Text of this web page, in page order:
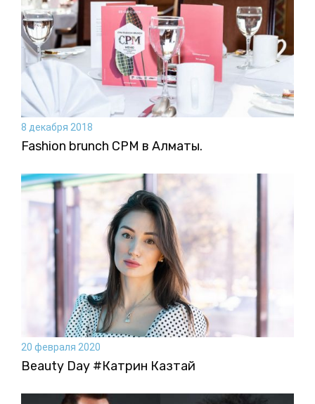
8 декабря 2018
Fashion brunch CPM в Алматы.
20 февраля 2020
Beauty Day #Катрин Казтай